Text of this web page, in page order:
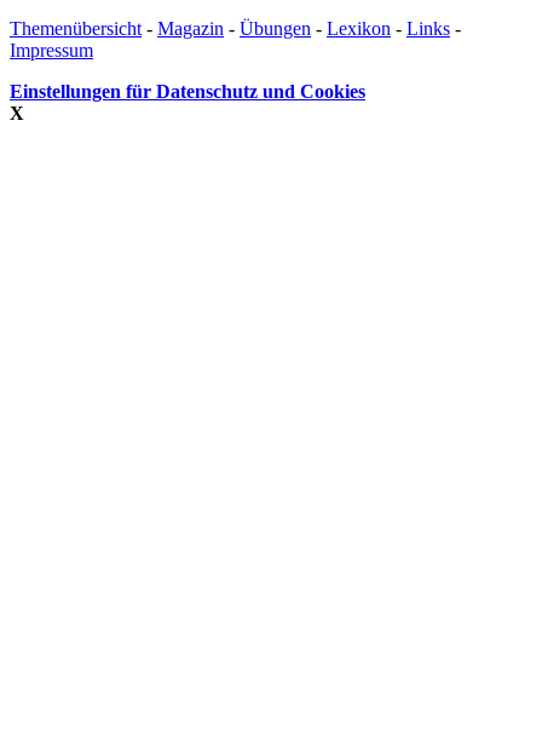
Themenübersicht - Magazin - Übungen - Lexikon - Links -
Impressum
Einstellungen für Datenschutz und Cookies
X